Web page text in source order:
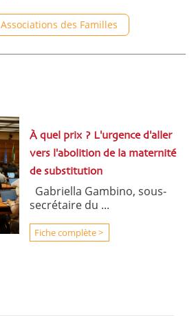
Associations des Familles
À quel prix ? L'urgence d'aller
vers l'abolition de la maternité
de substitution
Gabriella Gambino, sous-
secrétaire du ...
Fiche complète >